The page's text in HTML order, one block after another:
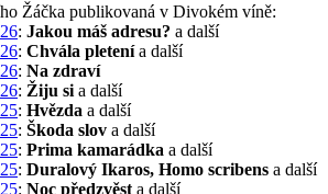
Žáčka publikovaná v Divokém víně:
: Jakou máš adresu? a další
: Chvála pletenía další
: Na zdraví
: Žiju si a další
: Hvězda a další
: Škoda slov a další
: Prima kamarádka a další
: Duralový Ikaros, Homo scribens a další
: Noc předzvěst a další